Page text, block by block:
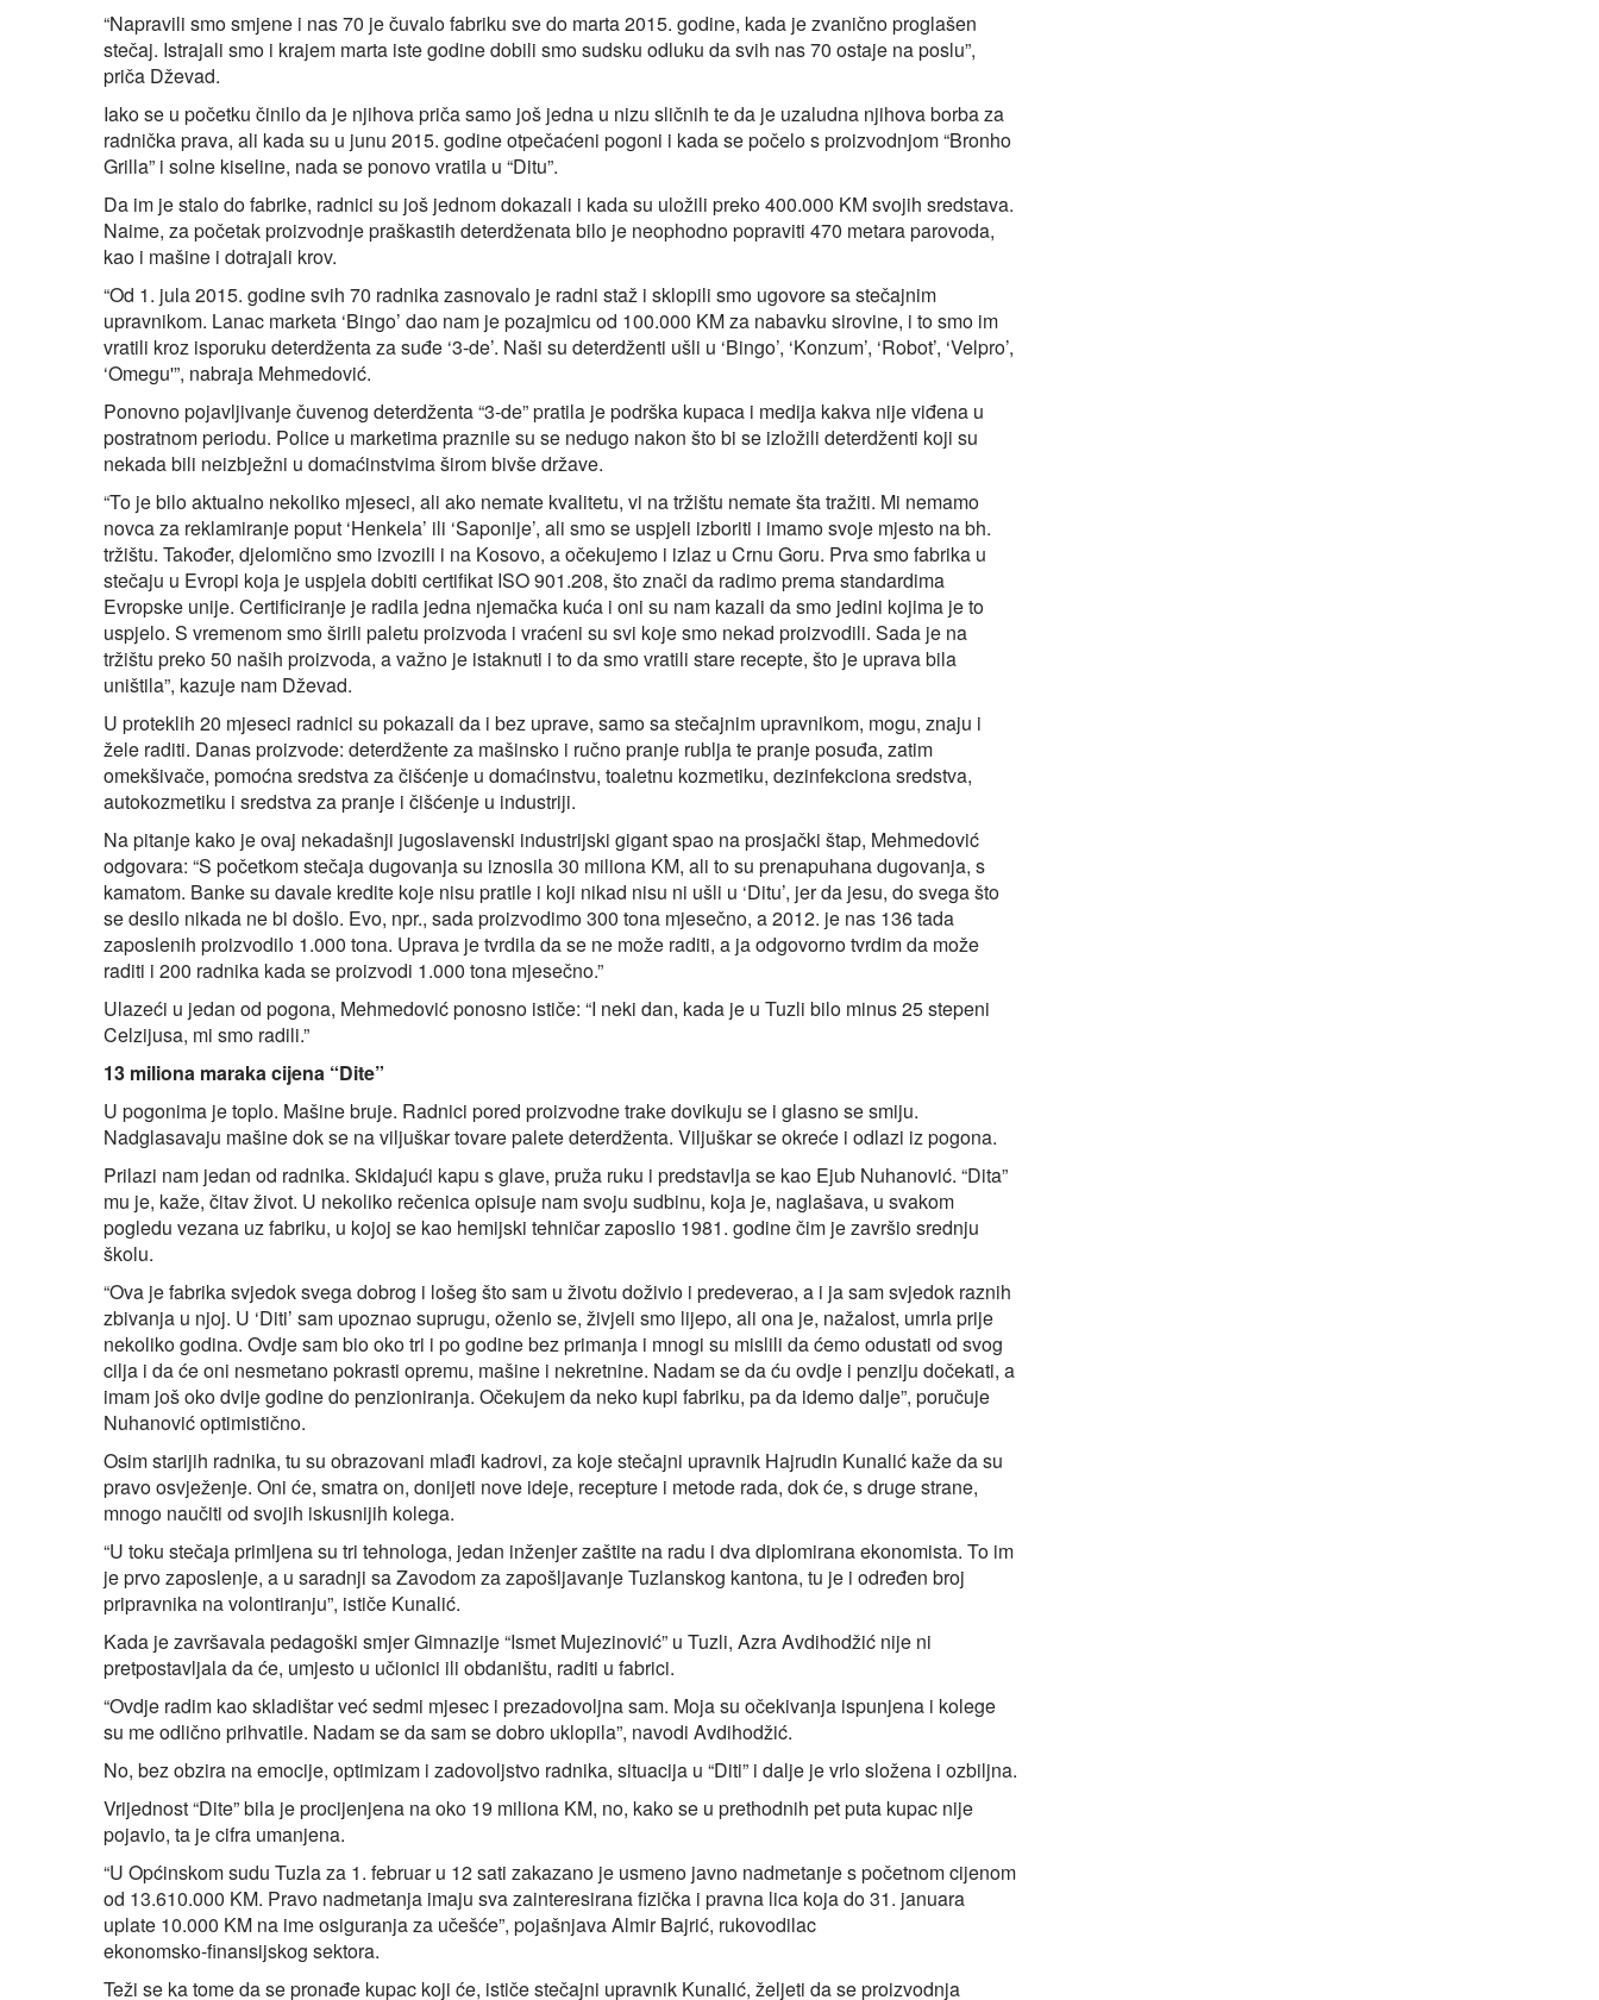
“Napravili smo smjene i nas 70 je čuvalo fabriku sve do marta 2015. godine, kada je zvanično proglašen
stečaj. Istrajali smo i krajem marta iste godine dobili smo sudsku odluku da svih nas 70 ostaje na poslu”,
priča Dževad.
Iako se u početku činilo da je njihova priča samo još jedna u nizu sličnih te da je uzaludna njihova borba za
radnička prava, ali kada su u junu 2015. godine otpečaćeni pogoni i kada se počelo s proizvodnjom “Bronho
Grilla” i solne kiseline, nada se ponovo vratila u “Ditu”.
Da im je stalo do fabrike, radnici su još jednom dokazali i kada su uložili preko 400.000 KM svojih sredstava.
Naime, za početak proizvodnje praškastih deterdženata bilo je neophodno popraviti 470 metara parovoda,
kao i mašine i dotrajali krov.
“Od 1. jula 2015. godine svih 70 radnika zasnovalo je radni staž i sklopili smo ugovore sa stečajnim
upravnikom. Lanac marketa ‘Bingo’ dao nam je pozajmicu od 100.000 KM za nabavku sirovine, i to smo im
vratili kroz isporuku deterdženta za suđe ‘3-de’. Naši su deterdženti ušli u ‘Bingo’, ‘Konzum’, ‘Robot’, ‘Velpro’,
‘Omegu'”, nabraja Mehmedović.
Ponovno pojavljivanje čuvenog deterdženta “3-de” pratila je podrška kupaca i medija kakva nije viđena u
postratnom periodu. Police u marketima praznile su se nedugo nakon što bi se izložili deterdženti koji su
nekada bili neizbježni u domaćinstvima širom bivše države.
“To je bilo aktualno nekoliko mjeseci, ali ako nemate kvalitetu, vi na tržištu nemate šta tražiti. Mi nemamo
novca za reklamiranje poput ‘Henkela’ ili ‘Saponije’, ali smo se uspjeli izboriti i imamo svoje mjesto na bh.
tržištu. Također, djelomično smo izvozili i na Kosovo, a očekujemo i izlaz u Crnu Goru. Prva smo fabrika u
stečaju u Evropi koja je uspjela dobiti certifikat ISO 901.208, što znači da radimo prema standardima
Evropske unije. Certificiranje je radila jedna njemačka kuća i oni su nam kazali da smo jedini kojima je to
uspjelo. S vremenom smo širili paletu proizvoda i vraćeni su svi koje smo nekad proizvodili. Sada je na
tržištu preko 50 naših proizvoda, a važno je istaknuti i to da smo vratili stare recepte, što je uprava bila
uništila”, kazuje nam Dževad.
U proteklih 20 mjeseci radnici su pokazali da i bez uprave, samo sa stečajnim upravnikom, mogu, znaju i
žele raditi. Danas proizvode: deterdžente za mašinsko i ručno pranje rublja te pranje posuđa, zatim
omekšivače, pomoćna sredstva za čišćenje u domaćinstvu, toaletnu kozmetiku, dezinfekciona sredstva,
autokozmetiku i sredstva za pranje i čišćenje u industriji.
Na pitanje kako je ovaj nekadašnji jugoslavenski industrijski gigant spao na prosjački štap, Mehmedović
odgovara: “S početkom stečaja dugovanja su iznosila 30 miliona KM, ali to su prenapuhana dugovanja, s
kamatom. Banke su davale kredite koje nisu pratile i koji nikad nisu ni ušli u ‘Ditu’, jer da jesu, do svega što
se desilo nikada ne bi došlo. Evo, npr., sada proizvodimo 300 tona mjesečno, a 2012. je nas 136 tada
zaposlenih proizvodilo 1.000 tona. Uprava je tvrdila da se ne može raditi, a ja odgovorno tvrdim da može
raditi i 200 radnika kada se proizvodi 1.000 tona mjesečno.”
Ulazeći u jedan od pogona, Mehmedović ponosno ističe: “I neki dan, kada je u Tuzli bilo minus 25 stepeni
Celzijusa, mi smo radili.”
13 miliona maraka cijena “Dite”
U pogonima je toplo. Mašine bruje. Radnici pored proizvodne trake dovikuju se i glasno se smiju.
Nadglasavaju mašine dok se na viljuškar tovare palete deterdženta. Viljuškar se okreće i odlazi iz pogona.
Prilazi nam jedan od radnika. Skidajući kapu s glave, pruža ruku i predstavlja se kao Ejub Nuhanović. “Dita”
mu je, kaže, čitav život. U nekoliko rečenica opisuje nam svoju sudbinu, koja je, naglašava, u svakom
pogledu vezana uz fabriku, u kojoj se kao hemijski tehničar zaposlio 1981. godine čim je završio srednju
školu.
“Ova je fabrika svjedok svega dobrog i lošeg što sam u životu doživio i predeverao, a i ja sam svjedok raznih
zbivanja u njoj. U ‘Diti’ sam upoznao suprugu, oženio se, živjeli smo lijepo, ali ona je, nažalost, umrla prije
nekoliko godina. Ovdje sam bio oko tri i po godine bez primanja i mnogi su mislili da ćemo odustati od svog
cilja i da će oni nesmetano pokrasti opremu, mašine i nekretnine. Nadam se da ću ovdje i penziju dočekati, a
imam još oko dvije godine do penzioniranja. Očekujem da neko kupi fabriku, pa da idemo dalje”, poručuje
Nuhanović optimistično.
Osim starijih radnika, tu su obrazovani mlađi kadrovi, za koje stečajni upravnik Hajrudin Kunalić kaže da su
pravo osvježenje. Oni će, smatra on, donijeti nove ideje, recepture i metode rada, dok će, s druge strane,
mnogo naučiti od svojih iskusnijih kolega.
“U toku stečaja primljena su tri tehnologa, jedan inženjer zaštite na radu i dva diplomirana ekonomista. To im
je prvo zaposlenje, a u saradnji sa Zavodom za zapošljavanje Tuzlanskog kantona, tu je i određen broj
pripravnika na volontiranju”, ističe Kunalić.
Kada je završavala pedagoški smjer Gimnazije “Ismet Mujezinović” u Tuzli, Azra Avdihodžić nije ni
pretpostavljala da će, umjesto u učionici ili obdaništu, raditi u fabrici.
“Ovdje radim kao skladištar već sedmi mjesec i prezadovoljna sam. Moja su očekivanja ispunjena i kolege
su me odlično prihvatile. Nadam se da sam se dobro uklopila”, navodi Avdihodžić.
No, bez obzira na emocije, optimizam i zadovoljstvo radnika, situacija u “Diti” i dalje je vrlo složena i ozbiljna.
Vrijednost “Dite” bila je procijenjena na oko 19 miliona KM, no, kako se u prethodnih pet puta kupac nije
pojavio, ta je cifra umanjena.
“U Općinskom sudu Tuzla za 1. februar u 12 sati zakazano je usmeno javno nadmetanje s početnom cijenom
od 13.610.000 KM. Pravo nadmetanja imaju sva zainteresirana fizička i pravna lica koja do 31. januara
uplate 10.000 KM na ime osiguranja za učešće”, pojašnjava Almir Bajrić, rukovodilac
ekonomsko‑finansijskog sektora.
Teži se ka tome da se pronađe kupac koji će, ističe stečajni upravnik Kunalić, željeti da se proizvodnja